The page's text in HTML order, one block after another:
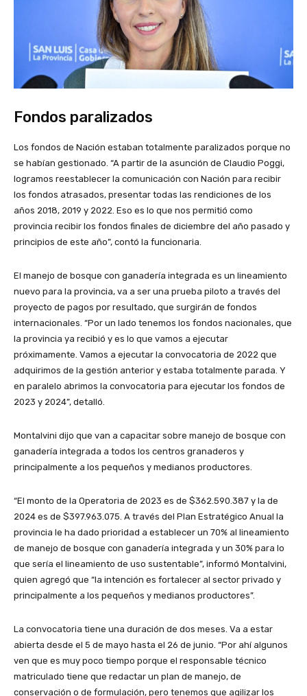
Fondos paralizados
Los fondos de Nación estaban totalmente paralizados porque no
se habían gestionado. “A partir de la asunción de Claudio Poggi,
logramos reestablecer la comunicación con Nación para recibir
los fondos atrasados, presentar todas las rendiciones de los
años 2018, 2019 y 2022. Eso es lo que nos permitió como
provincia recibir los fondos finales de diciembre del año pasado y
principios de este año”, contó la funcionaria.
El manejo de bosque con ganadería integrada es un lineamiento
nuevo para la provincia, va a ser una prueba piloto a través del
proyecto de pagos por resultado, que surgirán de fondos
internacionales. “Por un lado tenemos los fondos nacionales, que
la provincia ya recibió y es lo que vamos a ejecutar
próximamente. Vamos a ejecutar la convocatoria de 2022 que
adquirimos de la gestión anterior y estaba totalmente parada. Y
en paralelo abrimos la convocatoria para ejecutar los fondos de
2023 y 2024”, detalló.
Montalvini dijo que van a capacitar sobre manejo de bosque con
ganadería integrada a todos los centros granaderos y
principalmente a los pequeños y medianos productores.
“El monto de la Operatoria de 2023 es de $362.590.387 y la de
2024 es de $397.963.075. A través del Plan Estratégico Anual la
provincia le ha dado prioridad a establecer un 70% al lineamiento
de manejo de bosque con ganadería integrada y un 30% para lo
que sería el lineamiento de uso sustentable”, informó Montalvini,
quien agregó que “la intención es fortalecer al sector privado y
principalmente a los pequeños y medianos productores”.
La convocatoria tiene una duración de dos meses. Va a estar
abierta desde el 5 de mayo hasta el 26 de junio. “Por ahí algunos
ven que es muy poco tiempo porque el responsable técnico
matriculado tiene que redactar un plan de manejo, de
conservación o de formulación, pero tenemos que agilizar los